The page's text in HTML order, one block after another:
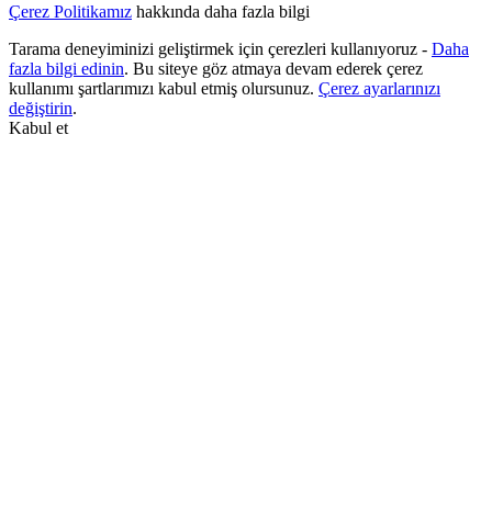
Çerez Politikamız hakkında daha fazla bilgi
Tarama deneyiminizi geliştirmek için çerezleri kullanıyoruz - Daha
fazla bilgi edinin. Bu siteye göz atmaya devam ederek çerez
kullanımı şartlarımızı kabul etmiş olursunuz. Çerez ayarlarınızı
değiştirin.
Kabul et